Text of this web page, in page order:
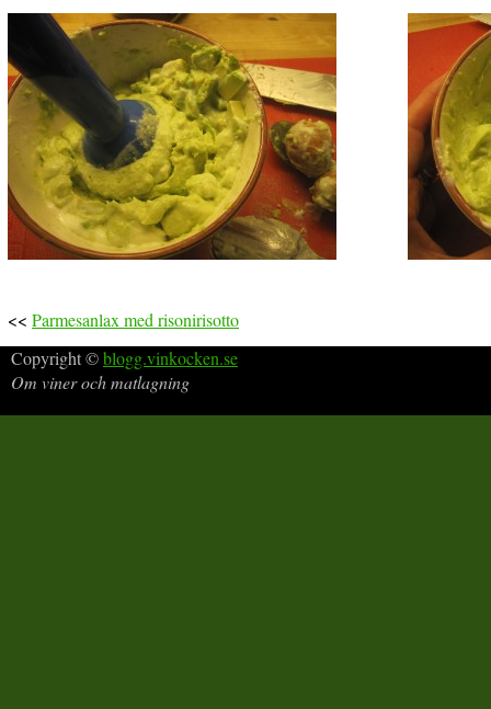
<< Parmesanlax med risonirisotto
Copyright ©blogg.vinkocken.se
Om viner och matlagning